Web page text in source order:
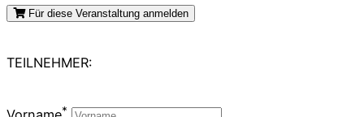
Für diese Veranstaltung anmelden
TEILNEHMER:
*